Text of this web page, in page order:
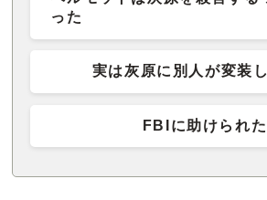
った
実は灰原に別人が変装
FBIに助けられた